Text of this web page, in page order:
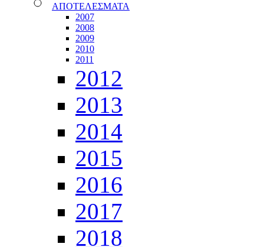
ΑΠΟΤΕΛΕΣΜΑΤΑ
2007
2008
2009
2010
2011
2012
2013
2014
2015
2016
2017
2018